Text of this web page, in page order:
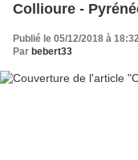
Collioure -
Publié le 05/12/2018 à
Par bebert33